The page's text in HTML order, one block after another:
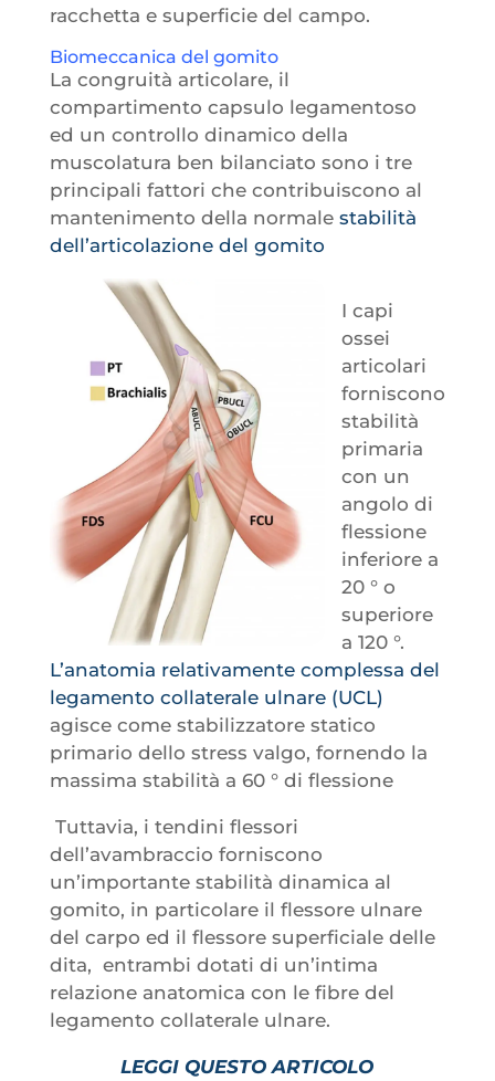
racchetta e superficie del campo.
Biomeccanica del gomito
La congruità articolare, il
compartimento capsulo legamentoso
ed un controllo dinamico della
muscolatura ben bilanciato sono i tre
principali fattori che contribuiscono al
mantenimento della normale stabilità
dell’articolazione del gomito
I capi
ossei
articolari
forniscono
stabilità
primaria
con un
angolo di
flessione
inferiore a
20 ° o
superiore
a 120 °.
L’anatomia relativamente complessa del
legamento collaterale ulnare (UCL)
agisce come stabilizzatore statico
primario dello stress valgo, fornendo la
massima stabilità a 60 ° di flessione
Tuttavia, i tendini flessori
dell’avambraccio forniscono
un’importante stabilità dinamica al
gomito, in particolare il flessore ulnare
del carpo ed il flessore superficiale delle
dita, entrambi dotati di un’intima
relazione anatomica con le fibre del
legamento collaterale ulnare.
LEGGI QUESTO ARTICOLO